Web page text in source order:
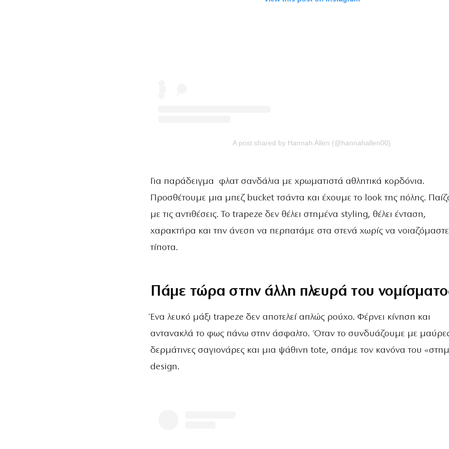
A post shared by Hannah Allen (@hannahallen00)
Για παράδειγμα φλατ σανδάλια με χρωματιστά αθλητικά κορδόνια.
Προσθέτουμε μια μπεζ bucket τσάντα και έχουμε το look της πόλης.
με τις αντιθέσεις. Το trapeze δεν θέλει στημένα styling, θέλει ένταση,
χαρακτήρα και την άνεση να περπατάμε στα στενά χωρίς να νοιαζόμαστε
τίποτα.
Πάμε τώρα στην άλλη πλευρά του
Ένα λευκό μάξι trapeze δεν αποτελεί απλώς ρούχο. Φέρνει κίνηση και
αντανακλά το φως πάνω στην άσφαλτο. Όταν το συνδυάζoυμε με
δερμάτινες σαγιονάρες και μια ψάθινη tote, σπάμε τον κανόνα του
design.